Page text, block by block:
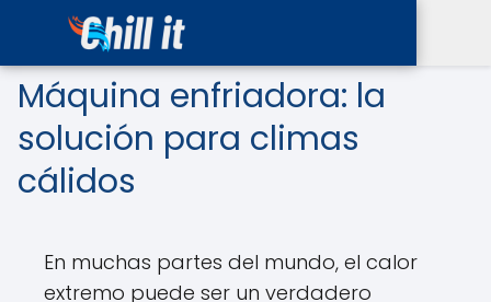
Máquina enfriadora: la
solución para climas
cálidos
En muchas partes del mundo, el calor
extremo puede ser un verdadero